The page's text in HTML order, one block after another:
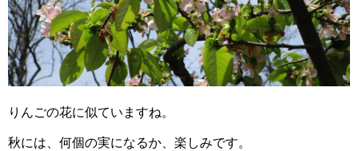
りんごの花に似ていますね。
秋には、何個の実になるか、楽しみです。